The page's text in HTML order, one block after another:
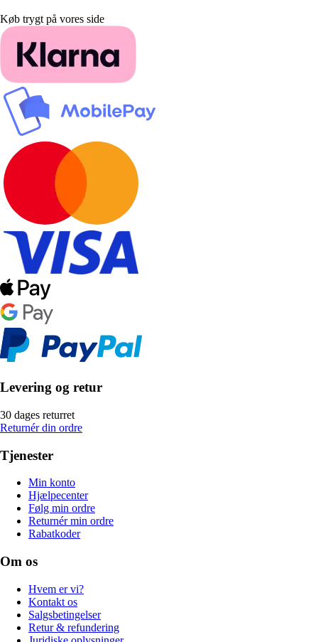
Køb trygt på vores side
Levering og retur
30 dages returret
Returnér din ordre
Tjenester
Min konto
Hjælpecenter
Følg min ordre
Returnér min ordre
Rabatkoder
Om os
Hvem er vi?
Kontakt os
Salgsbetingelser
Retur & refundering